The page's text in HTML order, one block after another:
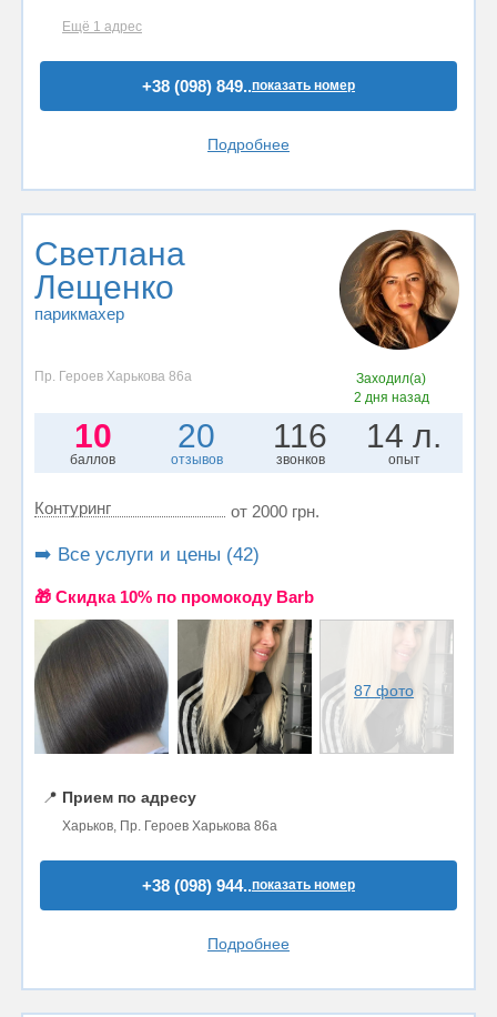
Ещё 1 адрес
+38 (098) 849..показать номер
Подробнее
Светлана
Лещенко
парикмахер
Пр. Героев Харькова 86а
Заходил(а)
2 дня назад
10
баллов
20
отзывов
116
звонков
14 л.
опыт
Контуринг от 2000 грн.
➡️ Все услуги и цены (42)
🎁 Cкидка 10% по промокоду Barb
87 фото
📍 Прием по адресу
Харьков, Пр. Героев Харькова 86а
+38 (098) 944..показать номер
Подробнее